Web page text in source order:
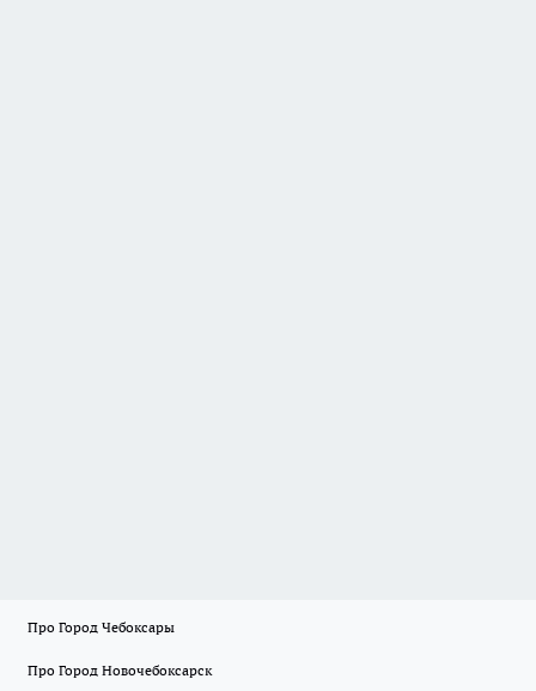
Про Город Чебоксары
Про Город Новочебоксарск